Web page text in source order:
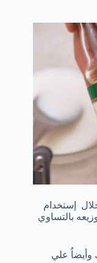
إستخدام
بالتساوي
وأيضاٌ علي